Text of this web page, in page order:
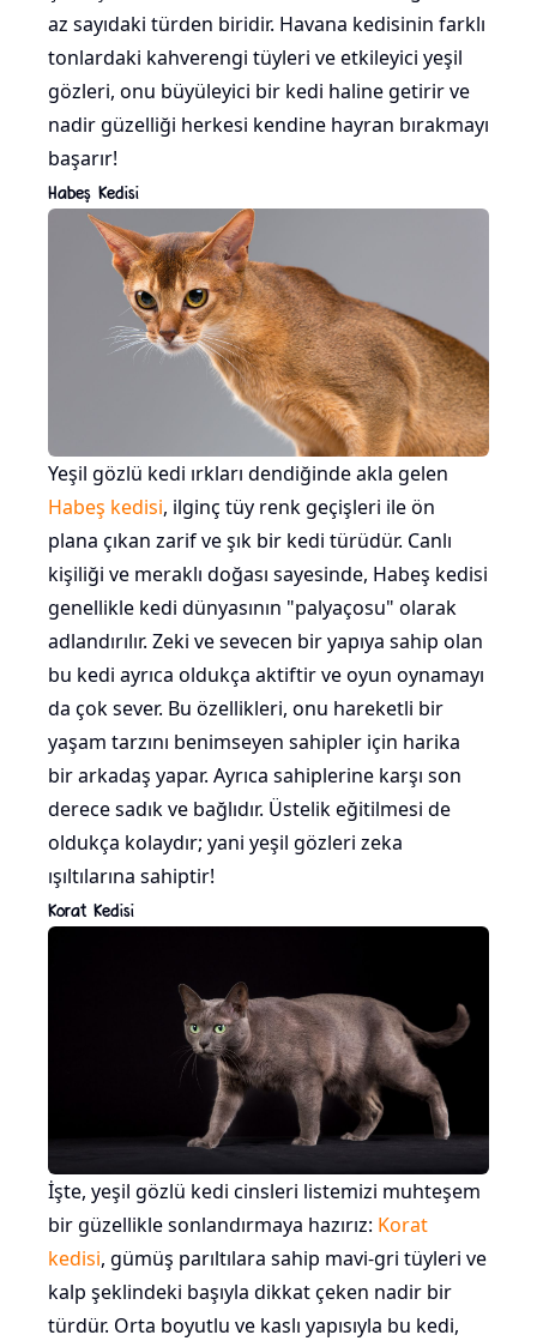
az sayıdaki türden biridir. Havana kedisinin farklı
tonlardaki kahverengi tüyleri ve etkileyici yeşil
gözleri, onu büyüleyici bir kedi haline getirir ve
nadir güzelliği herkesi kendine hayran bırakmayı
başarır!
Habeş Kedisi
Yeşil gözlü kedi ırkları dendiğinde akla gelen
Habeş kedisi, ilginç tüy renk geçişleri ile ön
plana çıkan zarif ve şık bir kedi türüdür. Canlı
kişiliği ve meraklı doğası sayesinde, Habeş kedisi
genellikle kedi dünyasının "palyaçosu" olarak
adlandırılır. Zeki ve sevecen bir yapıya sahip olan
bu kedi ayrıca oldukça aktiftir ve oyun oynamayı
da çok sever. Bu özellikleri, onu hareketli bir
yaşam tarzını benimseyen sahipler için harika
bir arkadaş yapar. Ayrıca sahiplerine karşı son
derece sadık ve bağlıdır. Üstelik eğitilmesi de
oldukça kolaydır; yani yeşil gözleri zeka
ışıltılarına sahiptir!
Korat Kedisi
İşte, yeşil gözlü kedi cinsleri listemizi muhteşem
bir güzellikle sonlandırmaya hazırız: Korat
kedisi, gümüş parıltılara sahip mavi-gri tüyleri ve
kalp şeklindeki başıyla dikkat çeken nadir bir
türdür. Orta boyutlu ve kaslı yapısıyla bu kedi,